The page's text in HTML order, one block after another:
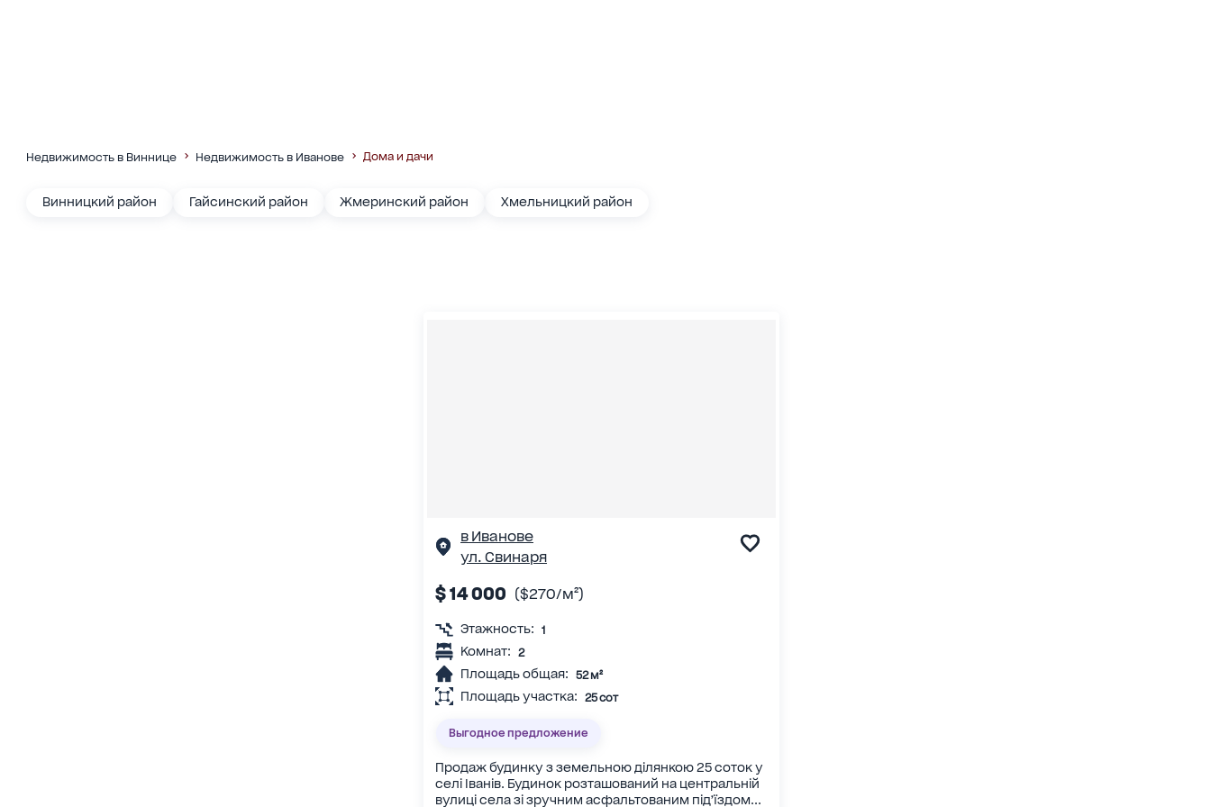
Недвижимость в Виннице Недвижимость в Иванове Дома и дачи
Винницкий район Гайсинский район Жмеринский район Хмельницкий район
в Иванове
ул. Свинаря
$ 14 000 ($270/м²)
Этажность: 1
Комнат: 2
Площадь общая: 52 м²
Площадь участка: 25 сот
Выгодное предложение
Продаж будинку з земельною ділянкою 25 соток у
селі Іванів. Будинок розташований на центральній
вулиці села зі зручним асфальтованим під’їздом...